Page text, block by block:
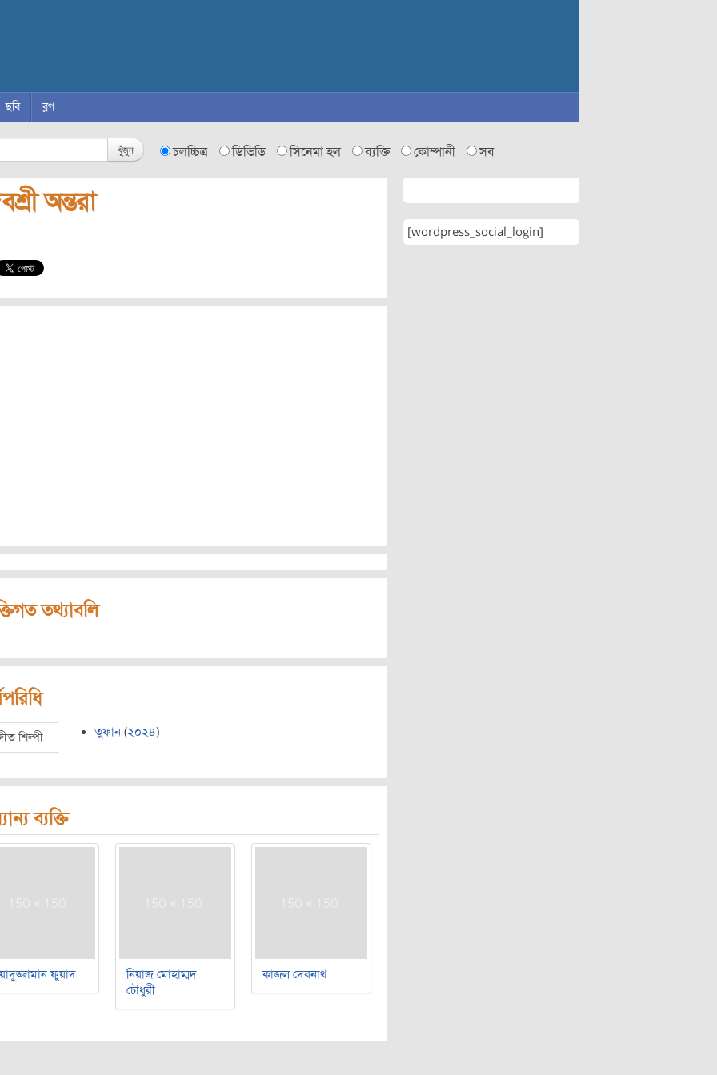
ছবি ব্লগ
খুঁজুন চলচ্চিত্র ডিভিডি সিনেমা হল ব্যক্তি কোম্পানী সব
অন্তরা
তথ্যাবলি
শিল্পী তুফান (২০২৪)
ব্যক্তি
ফুয়াদ
নিয়াজ মোহাম্মদ
চৌধুরী
কাজল দেবনাথ
[wordpress_social_login]